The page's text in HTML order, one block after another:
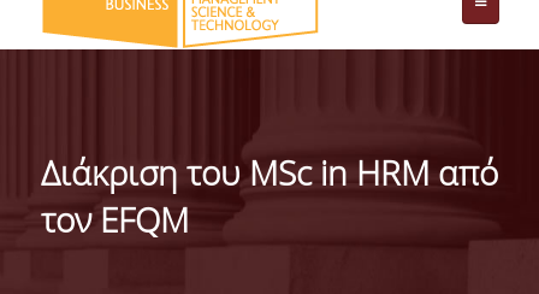
THE DEPARTMENT
IDENTITY OF THE DEPARTMENT
MISSION OF THE DEPARTMENT
Διάκριση του MSc in HRM από
τον EFQM